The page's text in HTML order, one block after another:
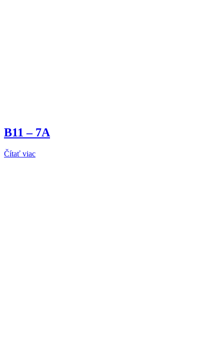
B11 – 7A
Čítať viac